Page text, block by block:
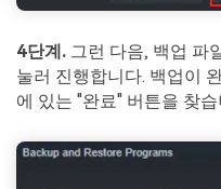
4단계. 그런 다음, 백업 파
눌러 진행합니다. 백업이
에 있는 "완료" 버튼을 찾습